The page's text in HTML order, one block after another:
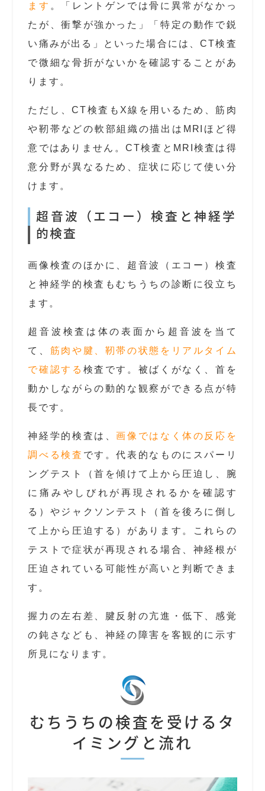
ます 。「レントゲンでは骨に異常がなかっ
たが、衝撃が強かった」「特定の動作で鋭
い痛みが出る」といった場合には、CT検査
で微細な骨折がないかを確認することがあ
ります。
ただし、CT検査もX線を用いるため、筋肉
や靭帯などの軟部組織の描出はMRIほど得
意ではありません。CT検査とMRI検査は得
意分野が異なるため、症状に応じて使い分
けます。
超音波（エコー）検査と神経学
的検査
画像検査のほかに、超音波（エコー）検査
と神経学的検査もむちうちの診断に役立ち
ます。
超音波検査は体の表面から超音波を当て
て、 筋肉や腱、靭帯の状態をリアルタイム
で確認する 検査です。被ばくがなく、首を
動かしながらの動的な観察ができる点が特
長です。
神経学的検査は、画像ではなく体の反応を
調べる検査 です。代表的なものにスパーリ
ングテスト（首を傾けて上から圧迫し、腕
に痛みやしびれが再現されるかを確認す
る）やジャクソンテスト（首を後ろに倒し
て上から圧迫する）があります。これらの
テストで症状が再現される場合、神経根が
圧迫されている可能性が高いと判断できま
す。
握力の左右差、腱反射の亢進・低下、感覚
の鈍さなども、神経の障害を客観的に示す
所見になります。
むちうちの検査を受けるタ
イミングと流れ